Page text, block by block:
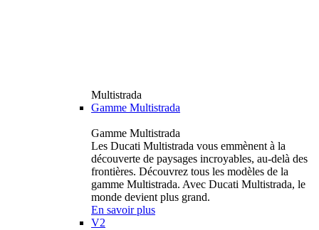
Multistrada
Gamme Multistrada
Gamme Multistrada
Les Ducati Multistrada vous emmènent à la
découverte de paysages incroyables, au-delà des
frontières. Découvrez tous les modèles de la
gamme Multistrada. Avec Ducati Multistrada, le
monde devient plus grand.
En savoir plus
V2